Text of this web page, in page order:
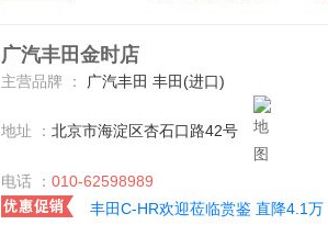
广汽丰田金时店
主营品牌 ： 广汽丰田 丰田(进口)
地址 ： 北京市海淀区杏石口路42号
电话 ： 010-62598989
丰田C-HR欢迎莅临赏鉴 直降4.1万